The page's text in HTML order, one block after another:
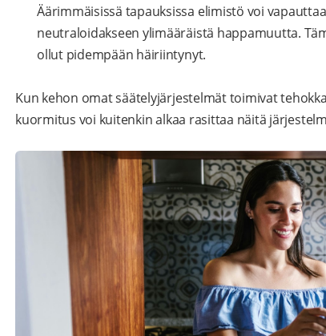
Äärimmäisissä tapauksissa elimistö voi
neutraloidakseen ylimääräistä happamuutta.
ollut pidempään häiriintynyt.
Kun kehon omat säätelyjärjestelmät toimivat
kuormitus voi kuitenkin alkaa rasittaa näitä